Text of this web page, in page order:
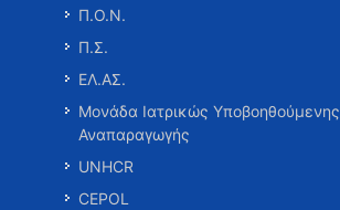
Π.Ο.Ν.
Π.Σ.
ΕΛ.ΑΣ.
Μονάδα Ιατρικώς Υποβοηθούμενης
Αναπαραγωγής
UNHCR
CEPOL